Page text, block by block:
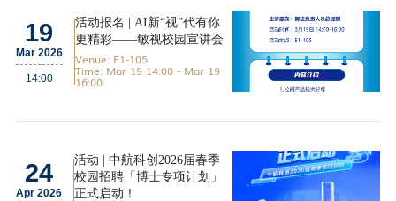
19
Mar 2026
14:00
活动报名 | AI新“视”代有你
更精彩——敏视校园宣讲会
Venue: E1-105
Time: Mar 19 14:00 - Mar 19
16:00
24
Apr 2026
活动 | 中航科创2026届春季
校园招聘「博士专项计划」
正式启动！